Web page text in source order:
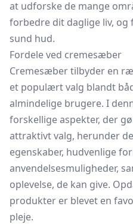
at udforske de mange
forbedre dit daglige liv, og
sund hud.
Fordele ved cremesæber
Cremesæber tilbyder en
et populært valg blandt
almindelige brugere. I
forskellige aspekter, der
attraktivt valg, herunder
egenskaber, hudvenlige
anvendelsesmuligheder,
oplevelse, de kan give.
produkter er blevet en
pleje.